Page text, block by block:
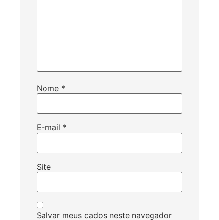
Nome *
E-mail *
Site
Salvar meus dados neste navegador